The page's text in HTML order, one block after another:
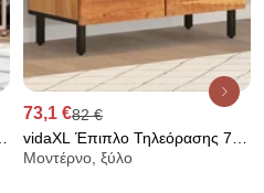
73,1 €82 €
vidaXL Έπιπλο Τηλεόρασης 70
x 33 x 46 εκ. από Μασίφ Ξύλο
Μοντέρνο, ξύλο